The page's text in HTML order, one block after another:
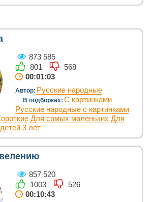
873 585
801
568
00:01:03
Автор: Русские народные
В подборках: С картинками
Русские народные с картинками
Для самых маленьких Для
3 лет
857 520
1003
526
00:10:43